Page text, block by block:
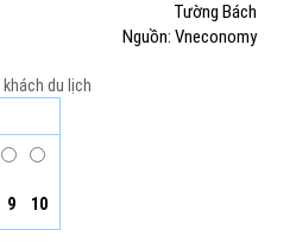
Tường Bách
Nguồn: Vneconomy
khách du lịch
9 10